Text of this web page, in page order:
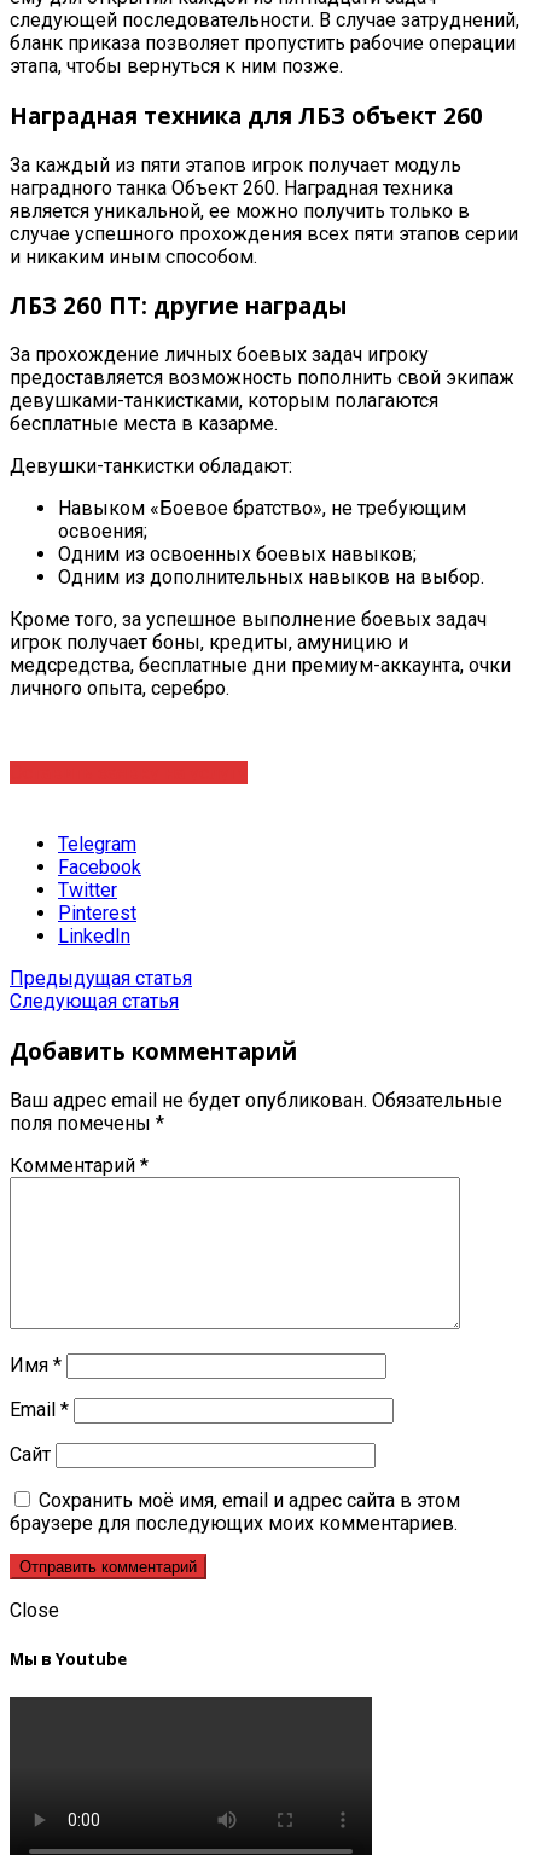
следующей последовательности. В случае затруднений,
бланк приказа позволяет пропустить рабочие операции
этапа, чтобы вернуться к ним позже.
Наградная техника для ЛБЗ объект 260
За каждый из пяти этапов игрок получает модуль
наградного танка Объект 260. Наградная техника
является уникальной, ее можно получить только в
случае успешного прохождения всех пяти этапов серии
и никаким иным способом.
ЛБЗ 260 ПТ: другие награды
За прохождение личных боевых задач игроку
предоставляется возможность пополнить свой экипаж
девушками-танкистками, которым полагаются
бесплатные места в казарме.
Девушки-танкистки обладают:
Навыком «Боевое братство», не требующим
освоения;
Одним из освоенных боевых навыков;
Одним из дополнительных навыков на выбор.
Кроме того, за успешное выполнение боевых задач
игрок получает боны, кредиты, амуницию и
медсредства, бесплатные дни премиум-аккаунта, очки
личного опыта, серебро.
Telegram
Facebook
Twitter
Pinterest
LinkedIn
Предыдущая статья
Следующая статья
Добавить комментарий
Ваш адрес email не будет опубликован. Обязательные
поля помечены *
Комментарий *
Имя *
Email *
Сайт
Сохранить моё имя, email и адрес сайта в этом
браузере для последующих моих комментариев.
Close
Мы в Youtube